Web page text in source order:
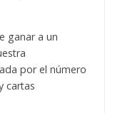
ganar a un
por el número
cartas